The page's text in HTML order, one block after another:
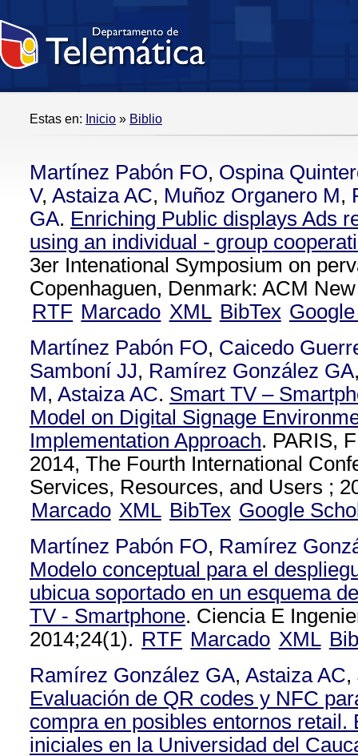
Estas en: Inicio » Biblio
Martínez Pabón FO, Ospina
V, Astaiza AC, Muñoz Organero M,
GA. Enriching Public displays Ads
using an individual - group
3er Intenational Symposium on
Copenhaguen, Denmark: ACM
RTF Marcado XML BibTex
Martínez Pabón FO, Caicedo
Samboní JJ, Ramírez González GA
M, Astaiza AC. Smart TV –
Model on Digital Signage
Implementation Approach. PARIS,
2014, The Fourth International
Services, Resources, and Users ;
Marcado XML BibTex Google
Martínez Pabón FO, Ramírez
Modelo conceptual para el
ubicua soportado en un esquema
TV - Smartphone. Ciencia E
2014;24(1). RTF Marcado XML
Ramírez González GA, Astaiza AC,
Evaluación de QR codes y NFC
compra en posibles entornos retail.
iniciales en la Universidad del